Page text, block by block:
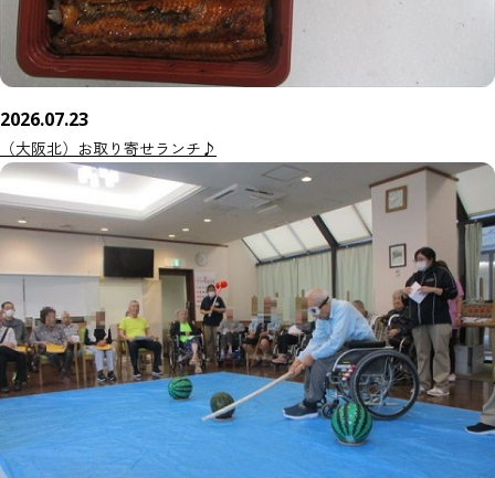
2026.07.23
（大阪北）お取り寄せランチ♪